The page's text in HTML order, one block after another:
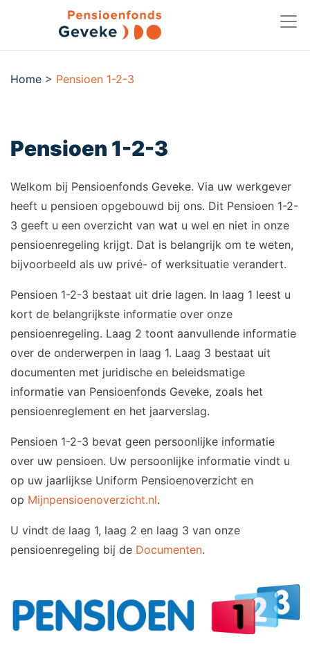
Home > Pensioen 1-2-3
Pensioen 1-2-3
Welkom bij Pensioenfonds Geveke. Via uw werkgever
heeft u pensioen opgebouwd bij ons. Dit Pensioen 1-2-
3 geeft u een overzicht van wat u wel en niet in onze
pensioenregeling krijgt. Dat is belangrijk om te weten,
bijvoorbeeld als uw privé- of werksituatie verandert.
Pensioen 1-2-3 bestaat uit drie lagen. In laag 1 leest u
kort de belangrijkste informatie over onze
pensioenregeling. Laag 2 toont aanvullende informatie
over de onderwerpen in laag 1. Laag 3 bestaat uit
documenten met juridische en beleidsmatige
informatie van Pensioenfonds Geveke, zoals het
pensioenreglement en het jaarverslag.
Pensioen 1-2-3 bevat geen persoonlijke informatie
over uw pensioen. Uw persoonlijke informatie vindt u
op uw jaarlijkse Uniform Pensioenoverzicht en
op Mijnpensioenoverzicht.nl.
U vindt de laag 1, laag 2 en laag 3 van onze
pensioenregeling bij de Documenten.